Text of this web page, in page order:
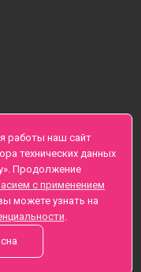
работы наш сайт
технических данных
Продолжение
с применением
можете узнать на
.